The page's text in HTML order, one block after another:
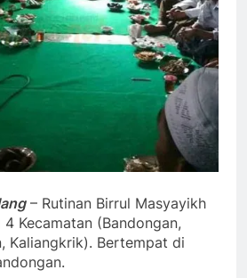
– Rutinan Birrul Masyayikh
Kecamatan (Bandongan,
Kaliangkrik). Bertempat di